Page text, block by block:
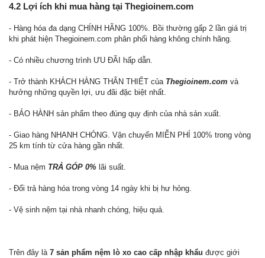
4.2 Lợi ích khi mua hàng tại Thegioinem.com
- Hàng hóa đa dạng CHÍNH HÃNG 100%. Bồi thường gấp 2 lần giá trị
khi phát hiện Thegioinem.com phân phối hàng không chính hãng.
- Có nhiều chương trình ƯU ĐÃI hấp dẫn.
- Trở thành KHÁCH HÀNG THÂN THIẾT của Thegioinem.com và
hưởng những quyền lợi, ưu đãi đặc biệt nhất.
- BẢO HÀNH sản phẩm theo đúng quy định của nhà sản xuất.
- Giao hàng NHANH CHÓNG. Vận chuyển MIỄN PHÍ 100% trong vòng
25 km tính từ cửa hàng gần nhất.
- Mua nệm TRẢ GÓP 0% lãi suất.
- Đổi trả hàng hóa trong vòng 14 ngày khi bị hư hỏng.
- Vệ sinh nệm tại nhà nhanh chóng, hiệu quả.
Trên đây là 7 sản phẩm nệm lò xo cao cấp nhập khẩu được giới